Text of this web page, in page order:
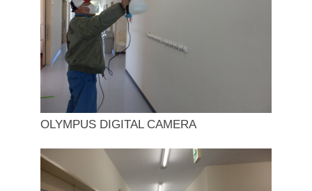
OLYMPUS DIGITAL CAMERA